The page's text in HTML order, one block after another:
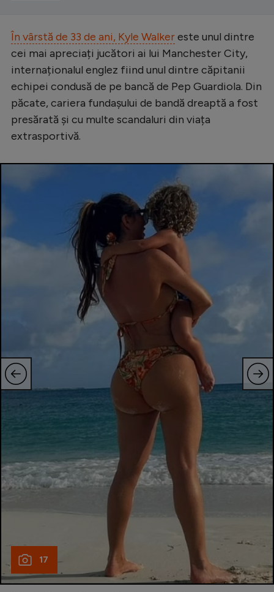
În vârstă de 33 de ani, Kyle Walkereste unul dintre
cei mai apreciați jucători ai lui Manchester City,
internaționalul englez fiind unul dintre căpitanii
echipei condusă de pe bancă de Pep Guardiola. Din
păcate, cariera fundașului de bandă dreaptă a fost
presărată și cu multe scandaluri din viața
extrasportivă.
17